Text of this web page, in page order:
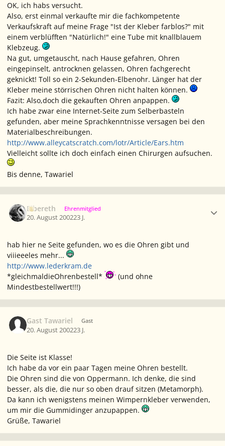
OK, ich habs versucht.
Also, erst einmal verkaufte mir die fachkompetente
Verkaufskraft auf meine Frage "Ist der Kleber farblos?" mit
einem verblüfften "Natürlich!" eine Tube mit knallblauem
Klebzeug.
Na gut, umgetauscht, nach Hause gefahren, Ohren
eingepinselt, antrocknen gelassen, Ohren fachgerecht
geknickt! Toll so ein 2-Sekunden-Elbenohr. Länger hat der
Kleber meine störrischen Ohren nicht halten können.
Fazit: Also,doch die gekauften Ohren anpappen.
Ich habe zwar eine Internet-Seite zum Selberbasteln
gefunden, aber meine Sprachkenntnisse versagen bei den
Materialbeschreibungen.
http://www.alleycatscratch.com/lotr/Article/Ears.htm
Vielleicht sollte ich doch einfach einen Chirurgen aufsuchen.
Bis denne, Tawariel
Elbereth Ehrenmitglied
20. August 200223 J.
hab hier ne Seite gefunden, wo es die Ohren gibt und
viiieeeles mehr...
http://www.lederkram.de
*gleichmaldieOhrenbestell*
(und ohne
Mindestbestellwert!!!)
Gast Tawariel Gast
20. August 200223 J.
Die Seite ist Klasse!
Ich habe da vor ein paar Tagen meine Ohren bestellt.
Die Ohren sind die von Oppermann. Ich denke, die sind
besser, als die, die nur so oben drauf sitzen (Metamorph).
Da kann ich wenigstens meinen Wimpernkleber verwenden,
um mir die Gummidinger anzupappen.
Grüße, Tawariel